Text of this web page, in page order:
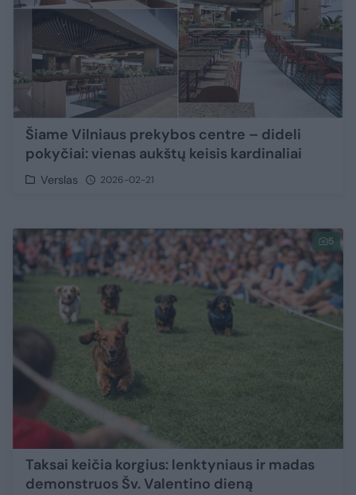
Šiame Vilniaus prekybos centre – dideli
pokyčiai: vienas aukštų keisis kardinaliai
Verslas 2026-02-21
5
Taksai keičia korgius: lenktyniaus ir madas
demonstruos Šv. Valentino dieną